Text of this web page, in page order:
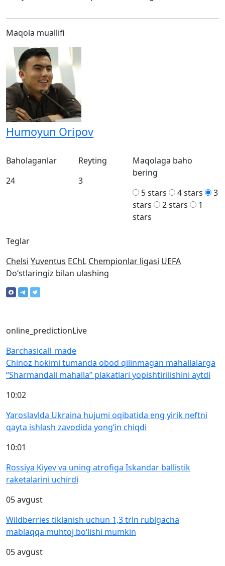
Maqola muallifi
Humoyun Oripov
Teglar
Chelsi Yuventus EChL Chempionlar ligasi UEFA
Baholaganlar
24
Reyting
3
Maqolaga baho
bering
5 stars
4 stars
3
stars
2 stars
1
stars
Doʻstlaringiz bilan ulashing
online_predictionLive
Barchasicall_made
Chinoz hokimi tumanda obod qilinmagan mahallalarga
“Sharmandali mahalla” plakatlari yopishtirilishini aytdi
10:02
Yaroslavlda Ukraina hujumi oqibatida eng yirik neftni
qayta ishlash zavodida yong‘in chiqdi
10:01
Rossiya Kiyev va uning atrofiga Iskandar ballistik
raketalarini uchirdi
05 avgust
Wildberries tiklanish uchun 1,3 trln rublgacha
mablaqqa muhtoj bo‘lishi mumkin
05 avgust